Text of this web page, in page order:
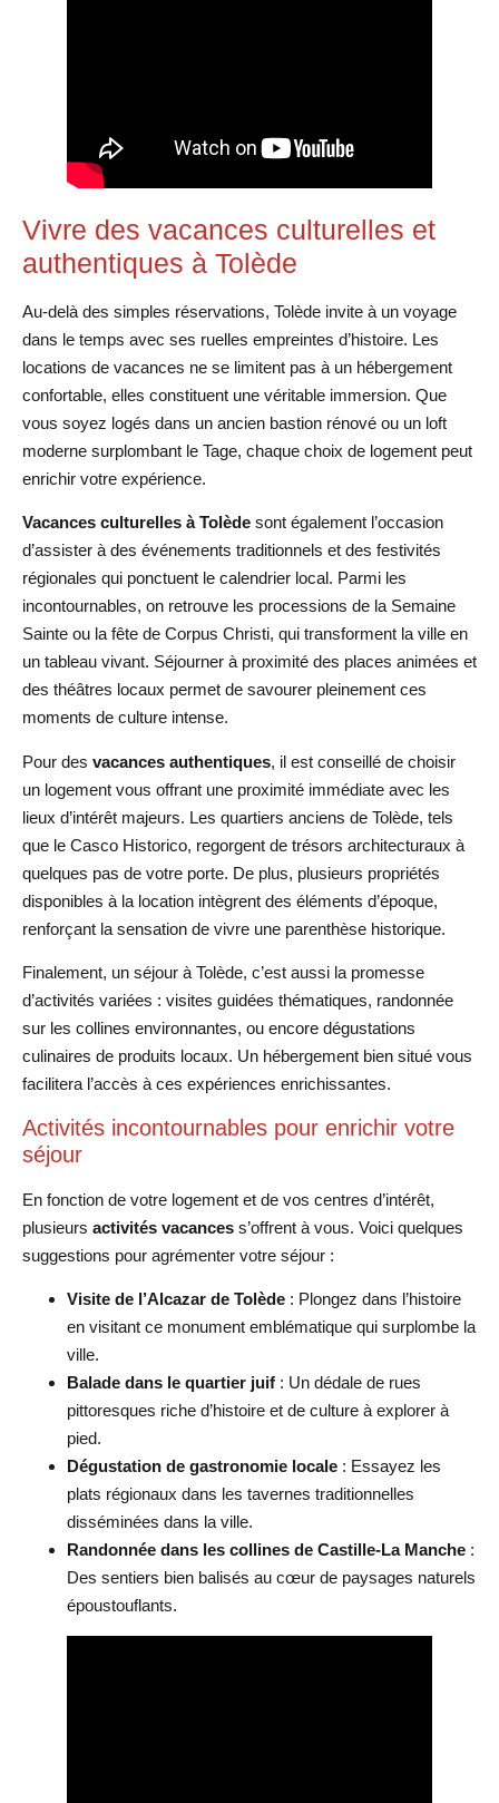
Vivre des vacances culturelles et
authentiques à Tolède
Au-delà des simples réservations, Tolède invite à un voyage
dans le temps avec ses ruelles empreintes d’histoire. Les
locations de vacances ne se limitent pas à un hébergement
confortable, elles constituent une véritable immersion. Que
vous soyez logés dans un ancien bastion rénové ou un loft
moderne surplombant le Tage, chaque choix de logement peut
enrichir votre expérience.
Vacances culturelles à Tolède sont également l’occasion
d’assister à des événements traditionnels et des festivités
régionales qui ponctuent le calendrier local. Parmi les
incontournables, on retrouve les processions de la Semaine
Sainte ou la fête de Corpus Christi, qui transforment la ville en
un tableau vivant. Séjourner à proximité des places animées et
des théâtres locaux permet de savourer pleinement ces
moments de culture intense.
Pour des vacances authentiques, il est conseillé de choisir
un logement vous offrant une proximité immédiate avec les
lieux d’intérêt majeurs. Les quartiers anciens de Tolède, tels
que le Casco Historico, regorgent de trésors architecturaux à
quelques pas de votre porte. De plus, plusieurs propriétés
disponibles à la location intègrent des éléments d’époque,
renforçant la sensation de vivre une parenthèse historique.
Finalement, un séjour à Tolède, c’est aussi la promesse
d’activités variées : visites guidées thématiques, randonnée
sur les collines environnantes, ou encore dégustations
culinaires de produits locaux. Un hébergement bien situé vous
facilitera l’accès à ces expériences enrichissantes.
Activités incontournables pour enrichir votre
séjour
En fonction de votre logement et de vos centres d’intérêt,
plusieurs activités vacances s’offrent à vous. Voici quelques
suggestions pour agrémenter votre séjour :
Visite de l’Alcazar de Tolède : Plongez dans l’histoire
en visitant ce monument emblématique qui surplombe la
ville.
Balade dans le quartier juif : Un dédale de rues
pittoresques riche d’histoire et de culture à explorer à
pied.
Dégustation de gastronomie locale : Essayez les
plats régionaux dans les tavernes traditionnelles
disséminées dans la ville.
Randonnée dans les collines de Castille-La Manche :
Des sentiers bien balisés au cœur de paysages naturels
époustouflants.